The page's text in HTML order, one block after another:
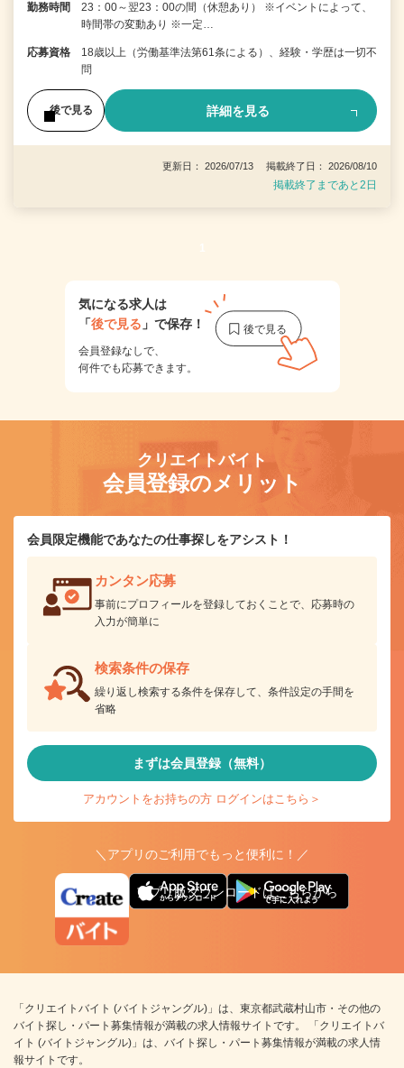
勤務時間
23：00～翌23：00の間（休憩あり） ※イベントによって、
時間帯の変動あり ※一定…
応募資格
18歳以上（労働基準法第61条による）、経験・学歴は一切不
問
後で見る 詳細を見る
更新日： 2026/07/13 掲載終了日： 2026/08/10
掲載終了まであと2日
1
気になる求人は
「後で見る 」で保存！
会員登録なしで、
何件でも応募できます。
クリエイトバイト
会員登録のメリット
会員限定機能であなたの仕事探しをアシスト！
カンタン応募
事前にプロフィールを登録しておくことで、応募時の
入力が簡単に
検索条件の保存
繰り返し検索する条件を保存して、条件設定の手間を
省略
まずは会員登録（無料）
アカウントをお持ちの方 ログインはこちら＞
＼アプリのご利用でもっと便利に！／
アプリ版ダウンロードはこちらから
「クリエイトバイト (バイトジャングル)」は、東京都武蔵村山市・その他の
バイト探し・パート募集情報が満載の求人情報サイトです。 「クリエイトバ
イト (バイトジャングル)」は、バイト探し・パート募集情報が満載の求人情
報サイトです。